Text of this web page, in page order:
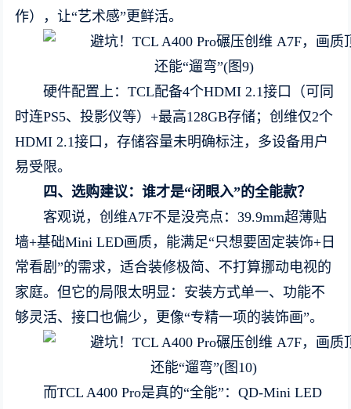
作），让“艺术感”更鲜活。
硬件配置上：TCL配备4个HDMI 2.1接口（可同
时连PS5、投影仪等）+最高128GB存储；创维仅2个
HDMI 2.1接口，存储容量未明确标注，多设备用户
易受限。
四、选购建议：谁才是“闭眼入”的全能款？
客观说，创维A7F不是没亮点：39.9mm超薄贴
墙+基础Mini LED画质，能满足“只想要固定装饰+日
常看剧”的需求，适合装修极简、不打算挪动电视的
家庭。但它的局限太明显：安装方式单一、功能不
够灵活、接口也偏少，更像“专精一项的装饰画”。
而TCL A400 Pro是真的“全能”：QD-Mini LED